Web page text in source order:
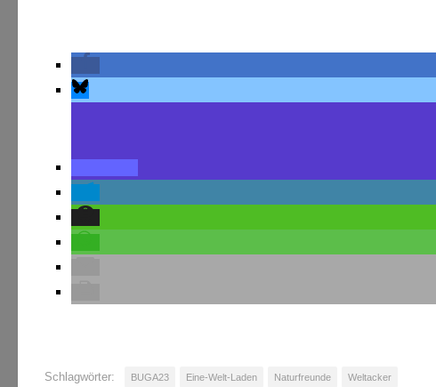
Schlagwörter: BUGA23 Eine-Welt-Laden Naturfreunde Weltacker